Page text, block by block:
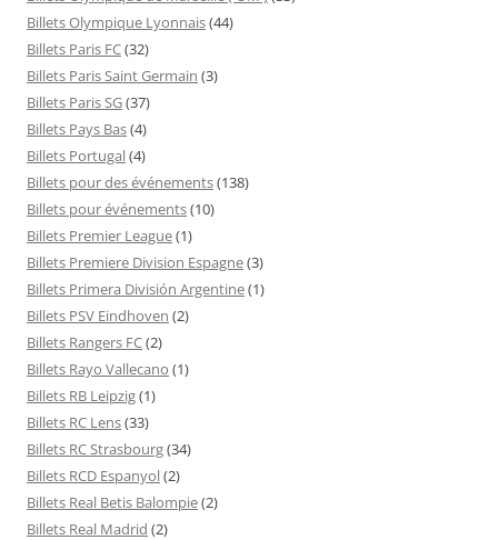
Billets Olympique Lyonnais(44)
Billets Paris FC(32)
Billets Paris Saint Germain (3)
Billets Paris SG(37)
Billets Pays Bas(4)
Billets Portugal(4)
Billets pour des événements(138)
Billets pour événements(10)
Billets Premier League(1)
Billets Premiere Division Espagne(3)
Billets Primera División Argentine(1)
Billets PSV Eindhoven (2)
Billets Rangers FC(2)
Billets Rayo Vallecano (1)
Billets RB Leipzig(1)
Billets RC Lens(33)
Billets RC Strasbourg(34)
Billets RCD Espanyol(2)
Billets Real Betis Balompie(2)
Billets Real Madrid (2)